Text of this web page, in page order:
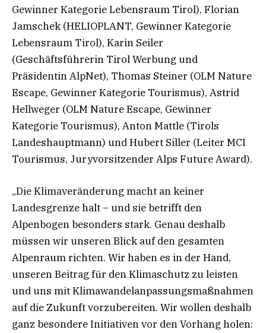
Gewinner Kategorie Lebensraum Tirol), Florian
Jamschek (HELIOPLANT, Gewinner Kategorie
Lebensraum Tirol), Karin Seiler
(Geschäftsführerin Tirol Werbung und
Präsidentin AlpNet), Thomas Steiner (OLM Nature
Escape, Gewinner Kategorie Tourismus), Astrid
Hellweger (OLM Nature Escape, Gewinner
Kategorie Tourismus), Anton Mattle (Tirols
Landeshauptmann) und Hubert Siller (Leiter MCI
Tourismus, Juryvorsitzender Alps Future Award).
„Die Klimaveränderung macht an keiner
Landesgrenze halt – und sie betrifft den
Alpenbogen besonders stark. Genau deshalb
müssen wir unseren Blick auf den gesamten
Alpenraum richten. Wir haben es in der Hand,
unseren Beitrag für den Klimaschutz zu leisten
und uns mit Klimawandelanpassungsmaßnahmen
auf die Zukunft vorzubereiten. Wir wollen deshalb
ganz besondere Initiativen vor den Vorhang holen: